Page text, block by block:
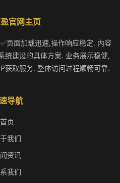
官网主页
页面加载迅速,操作响应稳定. 内容
统建设的具体方案. 业务展示稳健,
获取服务. 整体访问过程顺畅可靠.
导航
首页
我们
资讯
我们